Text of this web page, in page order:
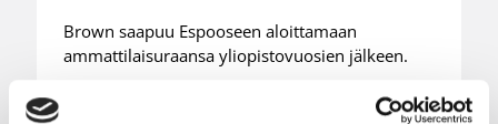
Brown saapuu Espooseen aloittamaan
ammattilaisuraansa yliopistovuosien jälkeen.